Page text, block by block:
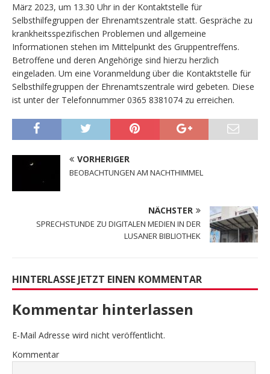
März 2023, um 13.30 Uhr in der Kontaktstelle für
Selbsthilfegruppen der Ehrenamtszentrale statt. Gespräche zu
krankheitsspezifischen Problemen und allgemeine
Informationen stehen im Mittelpunkt des Gruppentreffens.
Betroffene und deren Angehörige sind hierzu herzlich
eingeladen. Um eine Voranmeldung über die Kontaktstelle für
Selbsthilfegruppen der Ehrenamtszentrale wird gebeten. Diese
ist unter der Telefonnummer 0365 8381074 zu erreichen.
VORHERIGER
BEOBACHTUNGEN AM NACHTHIMMEL
NÄCHSTER
SPRECHSTUNDE ZU DIGITALEN MEDIEN IN DER
LUSANER BIBLIOTHEK
HINTERLASSE JETZT EINEN KOMMENTAR
Kommentar hinterlassen
E-Mail Adresse wird nicht veröffentlicht.
Kommentar